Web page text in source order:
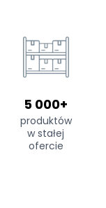
5 000+
produktów
w stałej
ofercie